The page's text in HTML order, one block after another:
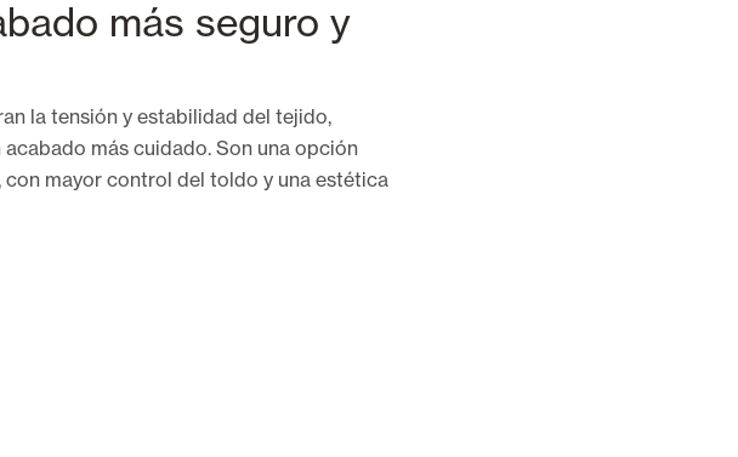
más seguro y
la tensión y estabilidad del tejido,
más cuidado. Son una opción
mayor control del toldo y una estética